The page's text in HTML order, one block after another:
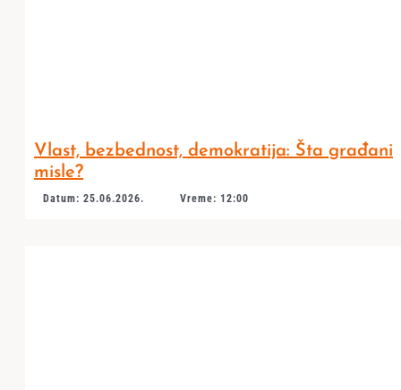
Vlast, bezbednost, demokratija: Šta građani
misle?
Datum: 25.06.2026. Vreme: 12:00